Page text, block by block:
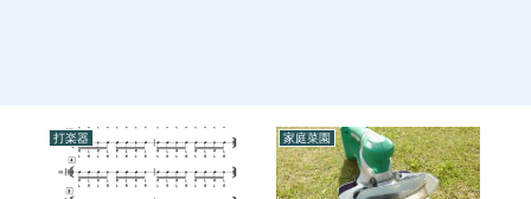
打楽器 家庭菜園